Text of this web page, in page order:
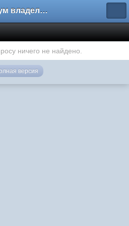
Форум владельцев интернет-магазинов
ничего не найдено.
версия